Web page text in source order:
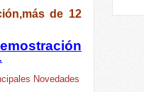
de 12
.
Novedades